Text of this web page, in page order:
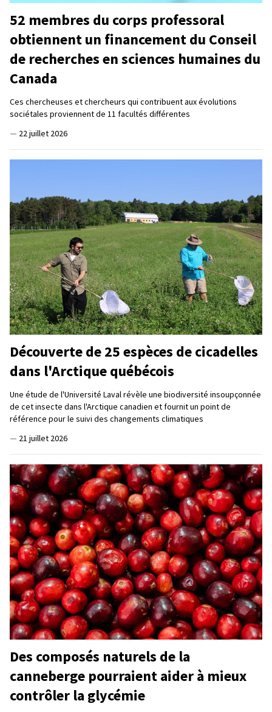
52 membres du corps professoral
obtiennent un financement du Conseil
de recherches en sciences humaines du
Canada
Ces chercheuses et chercheurs qui contribuent aux évolutions
sociétales proviennent de 11 facultés différentes
— 22 juillet 2026
Découverte de 25 espèces de cicadelles
dans l'Arctique québécois
Une étude de l'Université Laval révèle une biodiversité insoupçonnée
de cet insecte dans l'Arctique canadien et fournit un point de
référence pour le suivi des changements climatiques
— 21 juillet 2026
Des composés naturels de la
canneberge pourraient aider à mieux
contrôler la glycémie